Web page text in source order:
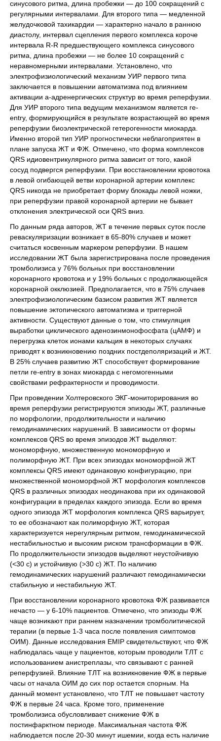
синусового ритма, длина пробежки — до 100 сокращений с
регулярными интервалами. Для второго типа — медленной
желудочковой тахикардии — характерно начало в раннюю
диастолу, интервал сцепления первого комплекса короче
интервала R-R предшествующего комплекса синусового
ритма, длина пробежки — не более 10 сокращений с
неравномерными интервалами. Установлено, что
электрофизиологический механизм УИР первого типа
заключается в повышении автоматизма под влиянием
активации a-адренергических структур во время реперфузии.
Для УИР второго типа ведущим механизмом является re-
entry, формирующийся в результате возрастающей во время
реперфузии биоэлектрической гетерогенности миокарда.
Именно второй тип УИР прогностически неблагоприятен в
плане запуска ЖТ и ФЖ. Отмечено, что форма комплексов
QRS идиовентрикулярного ритма зависит от того, какой
сосуд подвергся реперфузии. При восстановлении кровотока
в левой огибающей ветви коронарной артерии комплекс
QRS никогда не приобретает форму блокады левой ножки,
при реперфузии правой коронарной артерии не бывает
отклонения электрической оси QRS вниз.
По данным ряда авторов, ЖТ в течение первых суток после
реваскуляризации возникает в 65-80% случаев и может
считаться косвенным маркером реперфузии. В нашем
исследовании ЖТ была зарегистрирована после проведения
тромболизиса у 76% больных при восстановлении
коронарного кровотока и у 19% больных с продолжающейся
коронарной окклюзией. Предполагается, что в 75% случаев
электрофизиологическим базисом развития ЖТ является
повышение эктопического автоматизма и триггерной
активности. Существуют данные о том, что стимуляция
выработки циклического аденозинмонофосфата (цАМФ) и
перегрузка клеток ионами кальция в некоторых случаях
приводят к возникновению поздних постдеполяризаций и ЖТ.
В 25% случаев развитию ЖТ способствует формирование
петли re-entry в зонах миокарда с негомогенными
свойствами рефрактерности и проводимости.
При проведении Холтеровского ЭКГ-мониторирования во
время реперфузии регистрируются эпизоды ЖТ, различные
по морфологии, продолжительности и наличию
гемодинамических нарушений. В зависимости от формы
комплексов QRS во время эпизодов ЖТ выделяют:
мономорфную, множественную мономорфную и
полиморфную ЖТ. При всех эпизодах мономорфной ЖТ
комплексы QRS имеют одинаковую конфигурацию, при
множественной мономорфной ЖТ морфология комплексов
QRS в различных эпизодах неодинакова при их одинаковой
конфигурации в пределах каждого эпизода. Если во время
одного эпизода ЖТ морфология комплекса QRS варьирует,
то ее обозначают как полиморфную ЖТ, которая
характеризуется нерегулярным ритмом, гемодинамической
нестабильностью и высоким риском трансформации в ФЖ.
По продолжительности эпизодов выделяют неустойчивую
(<30 с) и устойчивую (>30 с) ЖТ. По наличию
гемодинамических нарушений различают гемодинамически
стабильную и нестабильную ЖТ.
При восстановлении коронарного кровотока ФЖ развивается
нечасто — у 6-10% пациентов. Отмечено, что эпизоды ФЖ
чаще возникают при раннем назначении тромболитической
терапии (в первые 1-3 часа после появления симптомов
ОИМ). Данные исследования EMIP свидетельствуют, что ФЖ
наблюдалась чаще у пациентов, которым проводили ТЛТ с
использованием анистреплазы, что связывают с ранней
реперфузией. Влияние ТЛТ на возникновение ФЖ в первые
часы от начала ОИМ до сих пор остается спорным. На
данный момент установлено, что ТЛТ не повышает частоту
ФЖ в первые 24 часа. Кроме того, применение
тромболизиса обусловливает снижение ФЖ в
постинфарктном периоде. Максимальная частота ФЖ
наблюдается после 20-30 минут ишемии, когда есть наличие